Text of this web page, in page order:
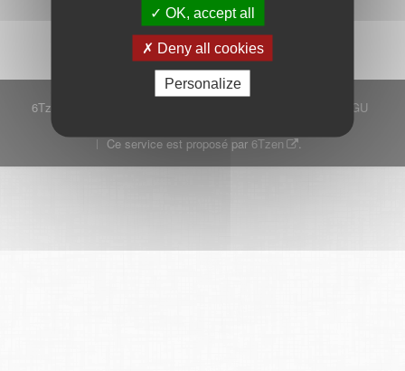
OK, accept all
Deny all cookies
Personalize
6Tzen ©2015 - Tous droits réservés
CGU
Ce service est proposé par6Tzen .